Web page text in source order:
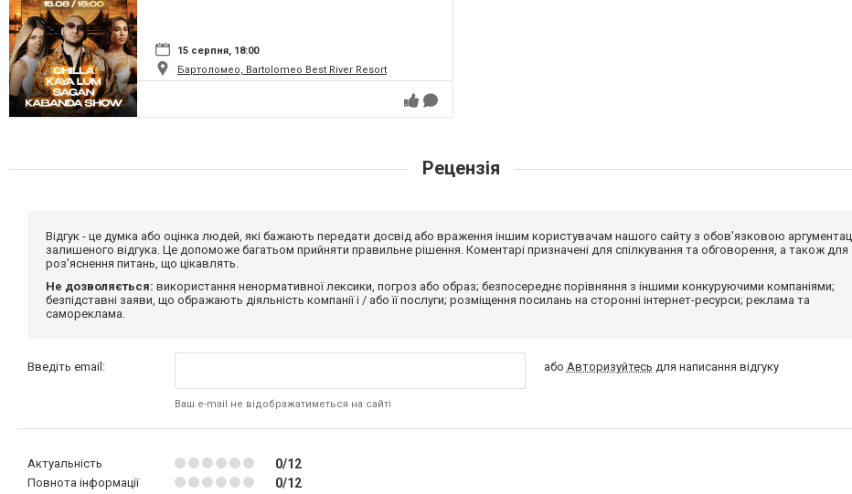
15 серпня, 18:00
Бартоломео, Bartolomeo Best River Resort
Рецензія
Відгук - це думка або оцінка людей, які бажають передати досвід або враження іншим користувачам нашого сайту з обов'язковою
залишеного відгука. Це допоможе багатьом прийняти правильне рішення. Коментарі призначені для спілкування та обговорення, а також для
роз'яснення питань, що цікавлять.
Не дозволяється: використання ненормативної лексики, погроз або образ; безпосереднє порівняння з іншими конкуруючими компаніями;
безпідставні заяви, що ображають діяльність компанії і / або її послуги; розміщення посилань на сторонні інтернет-ресурси; реклама та
самореклама.
Введіть email:
Ваш e-mail не відображатиметься на сайті
або Авторизуйтесь для написання відгуку
Актуальність 0/12
Повнота інформації 0/12